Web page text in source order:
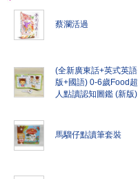
蔡瀾活過
(全新廣東話+英式英語
版+國語) 0-6歲Food超
人點讀認知圖鑑 (新版)
馬騮仔點讀筆套裝